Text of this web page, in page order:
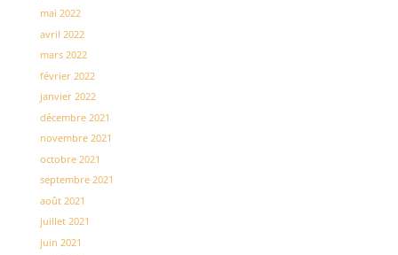
mai 2022
avril 2022
mars 2022
février 2022
janvier 2022
décembre 2021
novembre 2021
octobre 2021
septembre 2021
août 2021
juillet 2021
juin 2021